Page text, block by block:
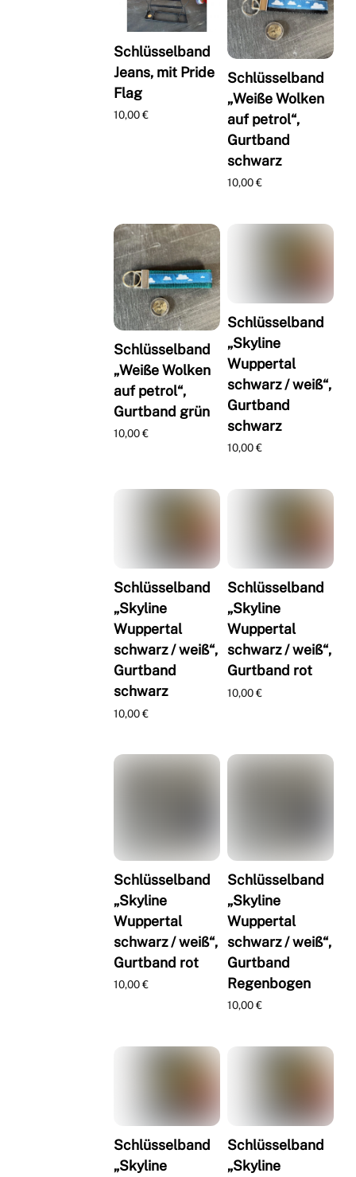
Schlüsselband
Jeans, mit Pride
Flag
10,00€
Schlüsselband
„Weiße Wolken
auf petrol“,
Gurtband
schwarz
10,00€
Schlüsselband
„Weiße Wolken
auf petrol“,
Gurtband grün
10,00€
Schlüsselband
„Skyline
Wuppertal
schwarz / weiß“,
Gurtband
schwarz
10,00€
Schlüsselband
„Skyline
Wuppertal
schwarz / weiß“,
Gurtband
schwarz
10,00€
Schlüsselband
„Skyline
Wuppertal
schwarz / weiß“,
Gurtband rot
10,00€
Schlüsselband
„Skyline
Wuppertal
schwarz / weiß“,
Gurtband rot
10,00€
Schlüsselband
„Skyline
Wuppertal
schwarz / weiß“,
Gurtband
Regenbogen
10,00€
Schlüsselband
„Skyline
Schlüsselband
„Skyline